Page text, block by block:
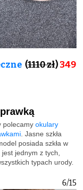
(1110 zł)349
polecamy okulary
. Jasne szkła
posiada szkła w
jednym z tych,
typach urody.
6/15